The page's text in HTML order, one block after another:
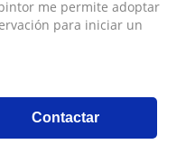
me permite adoptar
para iniciar un
Contactar